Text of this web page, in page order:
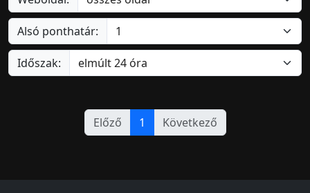
Alsó ponthatár:
Időszak:
Előző 1 Következő